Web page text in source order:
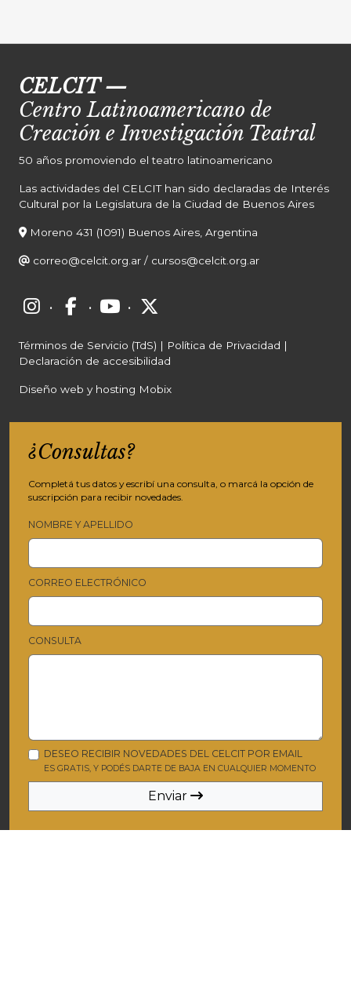
CELCIT—
Centro Latinoamericano de
Creación e Investigación Teatral
50 años promoviendo el teatro latinoamericano
Las actividades del CELCIT han sido declaradas de Interés
Cultural por la Legislatura de la Ciudad de Buenos Aires
Moreno 431 (1091) Buenos Aires, Argentina
correo@celcit.org.ar / cursos@celcit.org.ar
· · ·
Términos de Servicio (TdS) | Política de Privacidad |
Declaración de accesibilidad
Diseño web y hosting Mobix
¿Consultas?
Completá tus datos y escribí una consulta, o marcá la opción de
suscripción para recibir novedades.
NOMBRE Y APELLIDO
CORREO ELECTRÓNICO
CONSULTA
DESEO RECIBIR NOVEDADES DEL CELCIT POR EMAIL
ES GRATIS, Y PODÉS DARTE DE BAJA EN CUALQUIER MOMENTO
Enviar